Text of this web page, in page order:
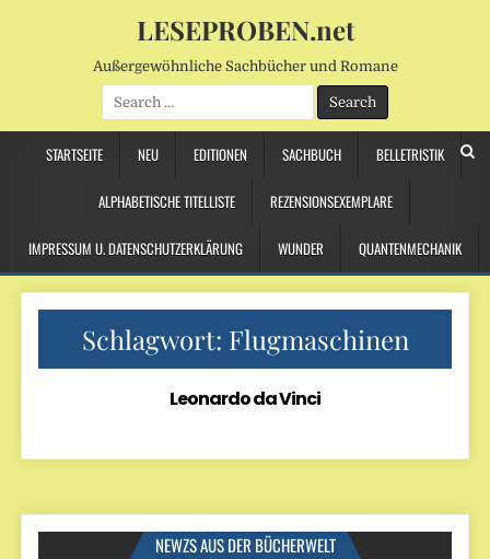
LESEPROBEN.net
Außergewöhnliche Sachbücher und Romane
Search
for:
STARTSEITE NEU EDITIONEN SACHBUCH BELLETRISTIK
ALPHABETISCHE TITELLISTE REZENSIONSEXEMPLARE
IMPRESSUM U. DATENSCHUTZERKLÄRUNG WUNDER QUANTENMECHANIK
Schlagwort: Flugmaschinen
Leonardo da Vinci
NEWZS AUS DER BÜCHERWELT